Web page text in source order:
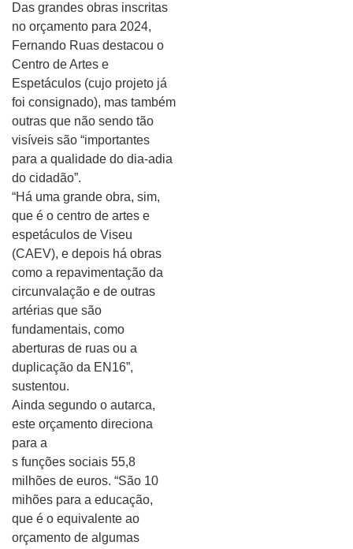
Das grandes obras inscritas
no orçamento para 2024,
Fernando Ruas destacou o
Centro de Artes e
Espetáculos (cujo projeto já
foi consignado), mas também
outras que não sendo tão
visíveis são “importantes
para a qualidade do dia-adia
do cidadão”.
“Há uma grande obra, sim,
que é o centro de artes e
espetáculos de Viseu
(CAEV), e depois há obras
como a repavimentação da
circunvalação e de outras
artérias que são
fundamentais, como
aberturas de ruas ou a
duplicação da EN16”,
sustentou.
Ainda segundo o autarca,
este orçamento direciona
para a
s funções sociais 55,8
milhões de euros. “São 10
mihões para a educação,
que é o equivalente ao
orçamento de algumas